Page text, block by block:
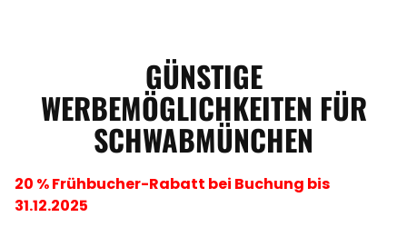
GÜNSTIGE
WERBEMÖGLICHKEITEN FÜR
SCHWABMÜNCHEN
20 % Frühbucher-Rabatt bei Buchung bis
31.12.2025